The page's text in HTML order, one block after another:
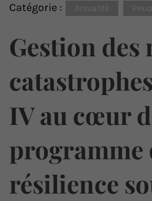
Catégorie : Actualité Pnud
Gestion des
IV au cœur
programme
résilience